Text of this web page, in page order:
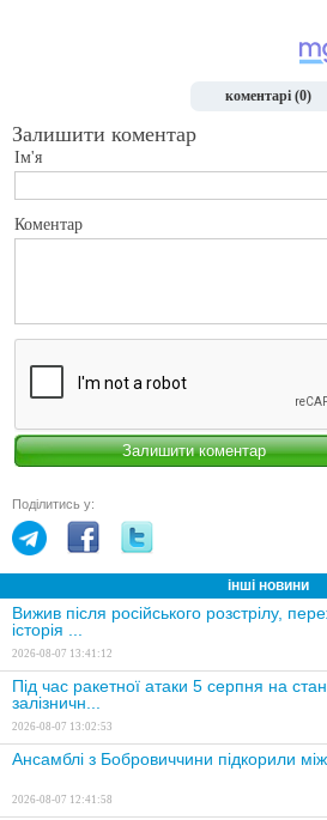
коментарі (0)
Залишити коментар
Ім'я
Коментар
Поділитись у:
інші новини
Вижив після російського розстрілу,
історія ...
2026-08-07 13:41:12
Під час ракетної атаки 5 серпня на
залізничн...
2026-08-07 13:02:53
Ансамблі з Бобровиччини підкорили
2026-08-07 12:41:58